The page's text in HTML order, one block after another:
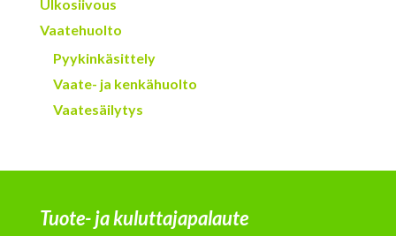
Ulkosiivous
Vaatehuolto
Pyykinkäsittely
Vaate- ja kenkähuolto
Vaatesäilytys
Tuote- ja kuluttajapalaute